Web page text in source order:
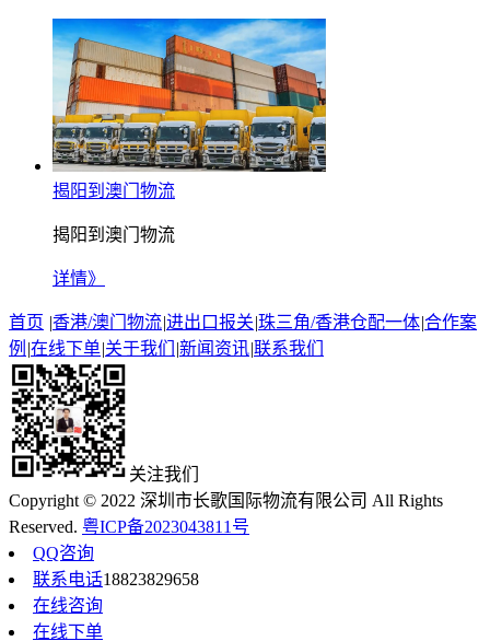
揭阳到澳门物流
揭阳到澳门物流
详情》
首页 |香港/澳门物流|进出口报关|珠三角/香港仓配一体|合作案
例 |在线下单|关于我们 |新闻资讯|联系我们
关注我们
Copyright © 2022 深圳市长歌国际物流有限公司 All Rights
Reserved. 粤ICP备2023043811号
QQ咨询
联系电话18823829658
在线咨询
在线下单